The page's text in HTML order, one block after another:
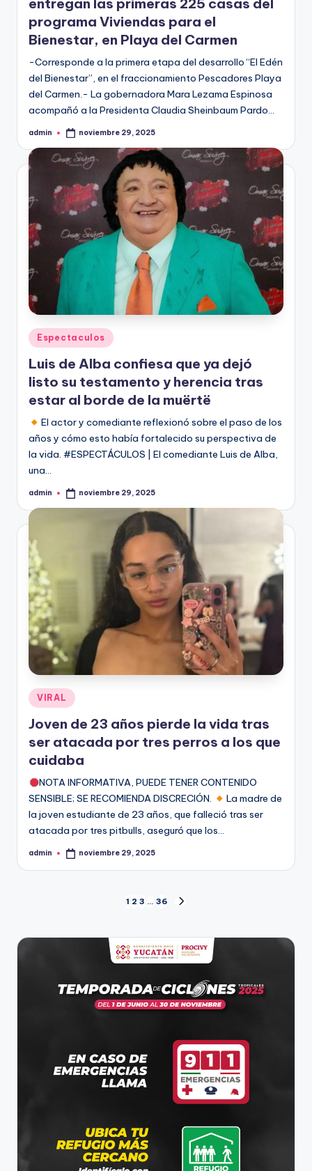
entregan las primeras 225 casas del
programa Viviendas para el
Bienestar, en Playa del Carmen
-Corresponde a la primera etapa del desarrollo “El Edén
del Bienestar”, en el fraccionamiento Pescadores Playa
del Carmen.- La gobernadora Mara Lezama Espinosa
acompañó a la Presidenta Claudia Sheinbaum Pardo…
Publicado
admin noviembre 29, 2025
Publicado
en
Espectaculos
Luis de Alba confiesa que ya dejó
listo su testamento y herencia tras
estar al borde de la muërtë
El actor y comediante reflexionó sobre el paso de los
años y cómo esto había fortalecido su perspectiva de
la vida. #ESPECTÁCULOS | El comediante Luis de Alba,
una…
Publicado
admin noviembre 29, 2025
Publicado
en
VIRAL
Joven de 23 años pierde la vida tras
ser atacada por tres perros a los que
cuidaba
NOTA INFORMATIVA, PUEDE TENER CONTENIDO
SENSIBLE; SE RECOMIENDA DISCRECIÓN.
La madre de
la joven estudiante de 23 años, que falleció tras ser
atacada por tres pitbulls, aseguró que los…
Publicado
admin noviembre 29, 2025
Paginación
de
entradas
1 2 3 … 36